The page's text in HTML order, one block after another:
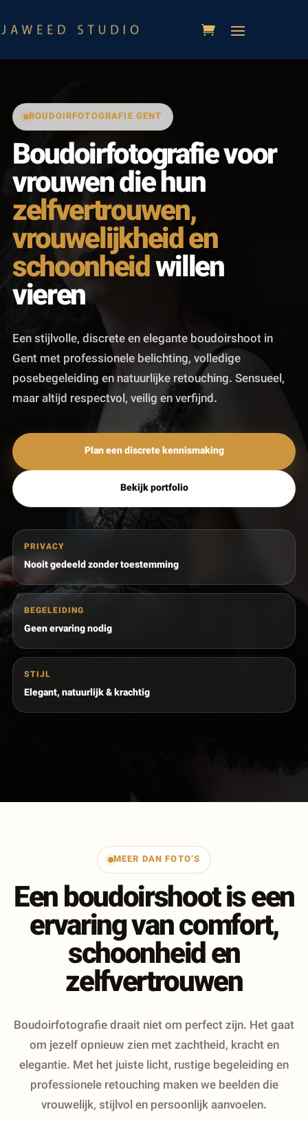
BOUDOIRFOTOGRAFIE GENT
Boudoirfotografie voor
vrouwen die hun
zelfvertrouwen,
vrouwelijkheid en
schoonheidwillen
vieren
Een stijlvolle, discrete en elegante boudoirshoot in
Gent met professionele belichting, volledige
posebegeleiding en natuurlijke retouching. Sensueel,
maar altijd respectvol, veilig en verfijnd.
Plan een discrete kennismaking
Bekijk portfolio
PRIVACY
Nooit gedeeld zonder toestemming
BEGELEIDING
Geen ervaring nodig
STIJL
Elegant, natuurlijk & krachtig
MEER DAN FOTO’S
Een boudoirshoot is een
ervaring van comfort,
schoonheid en
zelfvertrouwen
Boudoirfotografie draait niet om perfect zijn. Het gaat
om jezelf opnieuw zien met zachtheid, kracht en
elegantie. Met het juiste licht, rustige begeleiding en
professionele retouching maken we beelden die
vrouwelijk, stijlvol en persoonlijk aanvoelen.